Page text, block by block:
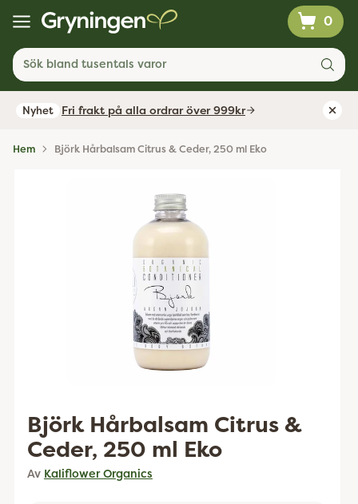
0
Sök bland tusentals varor
Nyhet Fri frakt på alla ordrar över 999kr
Hem Björk Hårbalsam Citrus & Ceder, 250 ml Eko
Björk Hårbalsam Citrus &
Ceder, 250 ml Eko
Av Kaliflower Organics